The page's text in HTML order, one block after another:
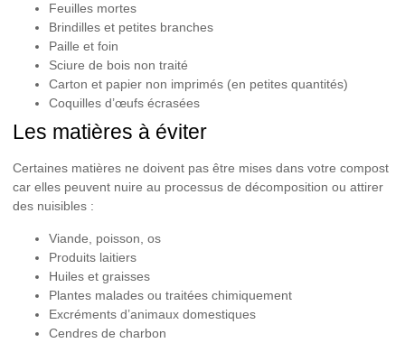
Feuilles mortes
Brindilles et petites branches
Paille et foin
Sciure de bois non traité
Carton et papier non imprimés (en petites quantités)
Coquilles d’œufs écrasées
Les matières à éviter
Certaines matières ne doivent pas être mises dans votre compost
car elles peuvent nuire au processus de décomposition ou attirer
des nuisibles :
Viande, poisson, os
Produits laitiers
Huiles et graisses
Plantes malades ou traitées chimiquement
Excréments d’animaux domestiques
Cendres de charbon